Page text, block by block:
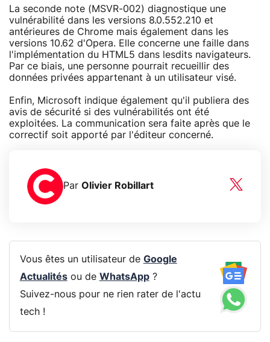
La seconde note (MSVR-002) diagnostique une
vulnérabilité dans les versions 8.0.552.210 et
antérieures de Chrome mais également dans les
versions 10.62 d'Opera. Elle concerne une faille dans
l'implémentation du HTML5 dans lesdits navigateurs.
Par ce biais, une personne pourrait recueillir des
données privées appartenant à un utilisateur visé.
Enfin, Microsoft indique également qu'il publiera des
avis de sécurité si des vulnérabilités ont été
exploitées. La communication sera faite après que le
correctif soit apporté par l'éditeur concerné.
Par Olivier Robillart
Vous êtes un utilisateur de Google
Actualitésou de WhatsApp?
Suivez-nous pour ne rien rater de l'actu
tech !